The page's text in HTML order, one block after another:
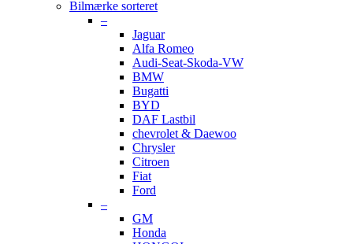
Bilmærke sorteret
–
Jaguar
Alfa Romeo
Audi-Seat-Skoda-VW
BMW
Bugatti
BYD
DAF Lastbil
chevrolet & Daewoo
Chrysler
Citroen
Fiat
Ford
–
GM
Honda